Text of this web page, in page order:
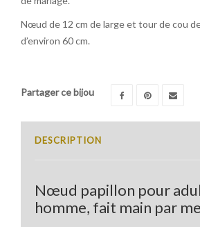
Nœud de 12 cm de large et tour de cou
d’environ 60 cm.
Partager ce bijou
DESCRIPTION
Nœud papillon pour
homme, fait main par